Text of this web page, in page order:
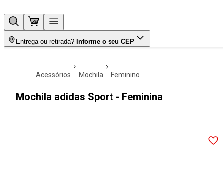
Entrega ou retirada? Informe o seu CEP
acessórios mochila feminino
Mochila adidas Sport - Feminina